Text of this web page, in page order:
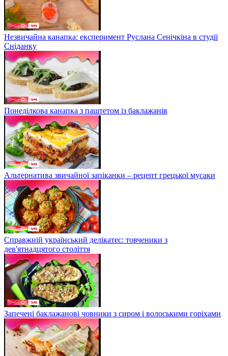
Незвичайна канапка: експеримент Руслана Сенічкіна в студії
Сніданку
Понеділкова канапка з паштетом із баклажанів
Альтернатива звичайної запіканки – рецепт грецької мусаки
Справжній український делікатес: товченики з
дев'ятнадцятого століття
Запечені баклажанові човники з сиром і волоськими горіхами